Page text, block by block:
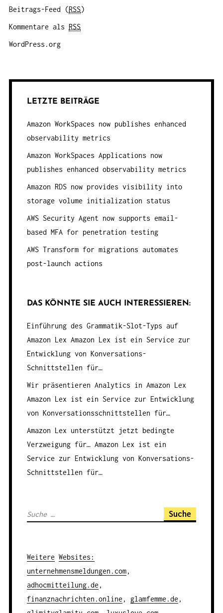
Beitrags-Feed (RSS)
Kommentare als RSS
WordPress.org
LETZTE BEITRÄGE
Amazon WorkSpaces now publishes enhanced
observability metrics
Amazon WorkSpaces Applications now
publishes enhanced observability metrics
Amazon RDS now provides visibility into
storage volume initialization status
AWS Security Agent now supports email-
based MFA for penetration testing
AWS Transform for migrations automates
post-launch actions
DAS KÖNNTE SIE AUCH INTERESSIEREN:
Einführung des Grammatik-Slot-Typs auf
Amazon Lex Amazon Lex ist ein Service zur
Entwicklung von Konversations-
Schnittstellen für…
Wir präsentieren Analytics in Amazon Lex
Amazon Lex ist ein Service zur Entwicklung
von Konversationsschnittstellen für…
Amazon Lex unterstützt jetzt bedingte
Verzweigung für…Amazon Lex ist ein
Service zur Entwicklung von Konversations-
Schnittstellen für…
S
h
e
n
a
Weitere Websites :
unternehmensmeldungen.com,
adhocmitteilung.de ,
finanznachrichten.online , glamfemme.de ,